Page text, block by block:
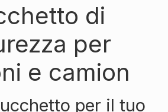
di
per
e camion
per il tuo